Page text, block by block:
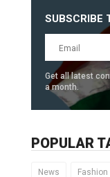
SUBSCRIBE
Get all latest
a month.
POPULAR
News Fashion